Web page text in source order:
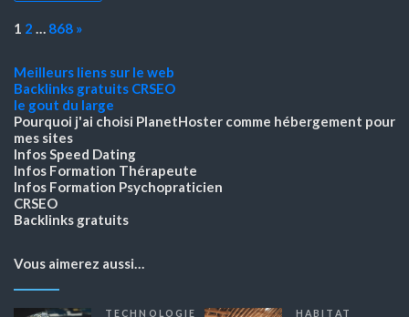
Page:
1 2 … 868 Next
»
Meilleurs liens sur le web
Backlinks gratuits CRSEO
le gout du large
Pourquoi j'ai choisi PlanetHoster comme hébergement pour
mes sites
Infos Speed Dating
Infos Formation Thérapeute
Infos Formation Psychopraticien
CRSEO
Backlinks gratuits
Vous aimerez aussi…
TECHNOLOGIE HABITAT